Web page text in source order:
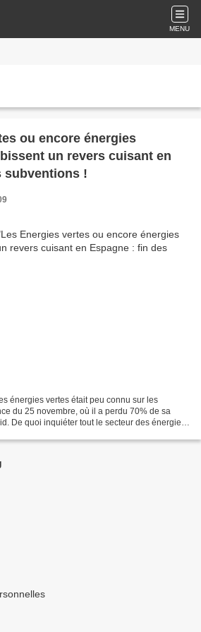
MENU
ou encore énergies
un revers cuisant en
subventions !
énergies vertes était peu connu sur les
du 25 novembre, où il a perdu 70% de sa
De quoi inquiéter tout le secteur des énergies